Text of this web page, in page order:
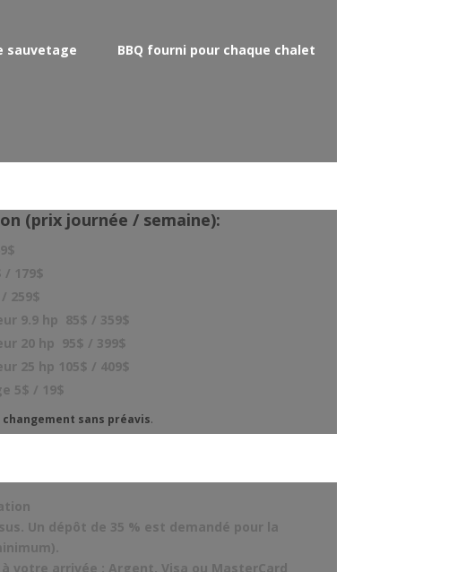
sauvetage BBQ fourni pour chaque chalet
(prix journée / semaine):
/ 179$
259$
9.9 hp 85$ / 359$
20 hp 95$ / 399$
25 hp 105$ / 409$
5$ / 19$
sans préavis.
Un dépôt de 35 % est demandé pour la
votre arrivée : Argent, Visa ou MasterCard